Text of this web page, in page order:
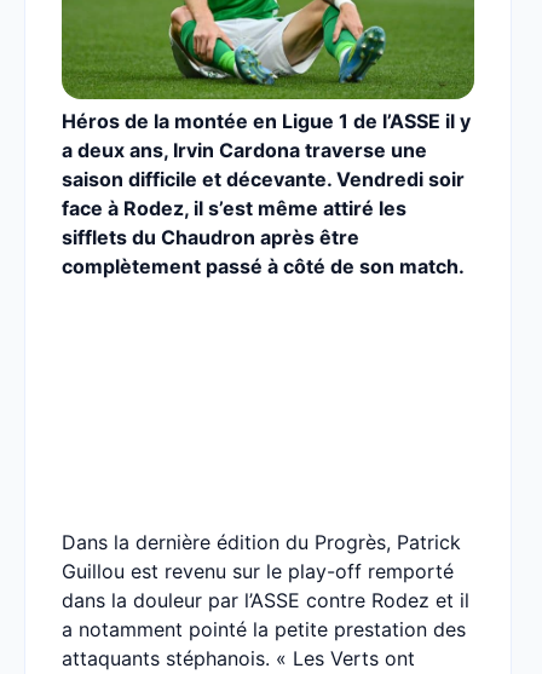
Héros de la montée en Ligue 1 de l’ASSE il y
a deux ans, Irvin Cardona traverse une
saison difficile et décevante. Vendredi soir
face à Rodez, il s’est même attiré les
sifflets du Chaudron après être
complètement passé à côté de son match.
Dans la dernière édition du Progrès, Patrick
Guillou est revenu sur le play-off remporté
dans la douleur par l’ASSE contre Rodez et il
a notamment pointé la petite prestation des
attaquants stéphanois. « Les Verts ont